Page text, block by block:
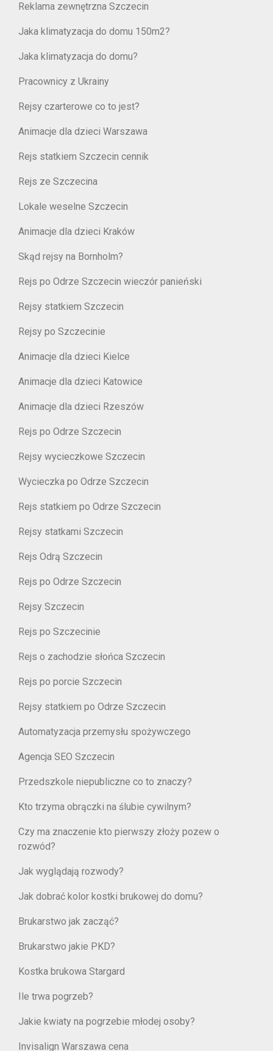
Reklama zewnętrzna Szczecin
Jaka klimatyzacja do domu 150m2?
Jaka klimatyzacja do domu?
Pracownicy z Ukrainy
Rejsy czarterowe co to jest?
Animacje dla dzieci Warszawa
Rejs statkiem Szczecin cennik
Rejs ze Szczecina
Lokale weselne Szczecin
Animacje dla dzieci Kraków
Skąd rejsy na Bornholm?
Rejs po Odrze Szczecin wieczór panieński
Rejsy statkiem Szczecin
Rejsy po Szczecinie
Animacje dla dzieci Kielce
Animacje dla dzieci Katowice
Animacje dla dzieci Rzeszów
Rejs po Odrze Szczecin
Rejsy wycieczkowe Szczecin
Wycieczka po Odrze Szczecin
Rejs statkiem po Odrze Szczecin
Rejsy statkami Szczecin
Rejs Odrą Szczecin
Rejs po Odrze Szczecin
Rejsy Szczecin
Rejs po Szczecinie
Rejs o zachodzie słońca Szczecin
Rejs po porcie Szczecin
Rejsy statkiem po Odrze Szczecin
Automatyzacja przemysłu spożywczego
Agencja SEO Szczecin
Przedszkole niepubliczne co to znaczy?
Kto trzyma obrączki na ślubie cywilnym?
Czy ma znaczenie kto pierwszy złoży pozew o
rozwód?
Jak wyglądają rozwody?
Jak dobrać kolor kostki brukowej do domu?
Brukarstwo jak zacząć?
Brukarstwo jakie PKD?
Kostka brukowa Stargard
Ile trwa pogrzeb?
Jakie kwiaty na pogrzebie młodej osoby?
Invisalign Warszawa cena